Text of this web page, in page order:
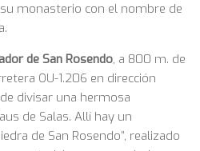
monasterio con el nombre de
de San Rosendo, a 800 m. de
OU-1.206 en dirección
divisar una hermosa
de Salas. Allí hay un
de San Rosendo”, realizado